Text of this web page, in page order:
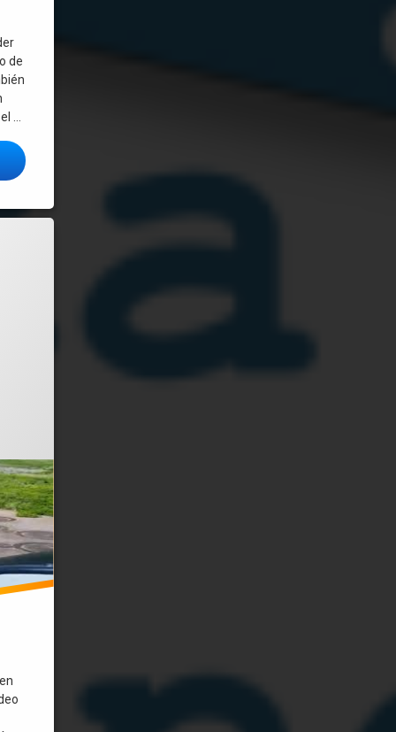
de
…
Roblox en Linux súper fácil, con aceleración gráfica y estable (sirve
con una sola app en Android.